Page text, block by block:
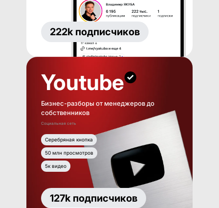
222k подписчиков
Youtube
Бизнес-разборы от менеджеров до
собственников
Социальная сеть
Серебряная кнопка
50 млн просмотров
5к видео
127k подписчиков